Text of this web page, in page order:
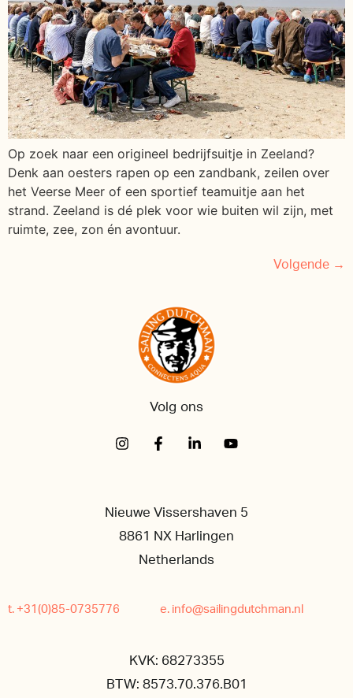
Op zoek naar een origineel bedrijfsuitje in Zeeland?
Denk aan oesters rapen op een zandbank, zeilen over
het Veerse Meer of een sportief teamuitje aan het
strand. Zeeland is dé plek voor wie buiten wil zijn, met
ruimte, zee, zon én avontuur.
Volgende →
Volg ons
Nieuwe Vissershaven 5
8861 NX Harlingen
Netherlands
t. +31(0)85-0735776 e. info@sailingdutchman.nl
KVK: 68273355
BTW: 8573.70.376.B01